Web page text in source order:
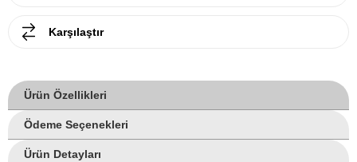
Karşılaştır
Ürün Özellikleri
Ödeme Seçenekleri
Ürün Detayları